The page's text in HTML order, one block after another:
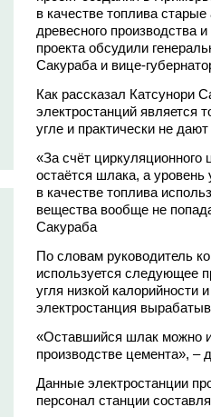
в качестве топлива
древесного производства
проекта обсудили
Сакураба и вице-
Как рассказал Катсунори
электростанций является
угле и практически не
«За счёт циркуляционного
остаётся шлака, а уровень
в качестве топлива
вещества вообще не
Сакураба
По словам руководитель
используется следующее
угля низкой
электростанция
«Оставшийся шлак можно
производстве цемента», –
Данные электростанции
персонал станции